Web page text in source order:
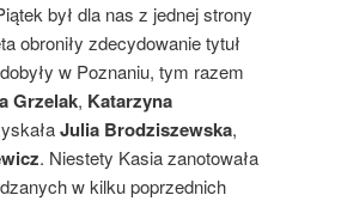
był dla nas z jednej strony
obroniły zdecydowanie tytuł
w Poznaniu, tym razem
Grzelak, Katarzyna
Julia Brodziszewska,
. Niestety Kasia zanotowała
w kilku poprzednich